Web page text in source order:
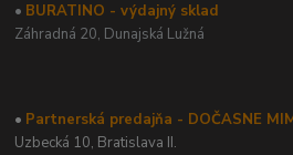
• BURATINO - výdajný sklad
Záhradná 20, Dunajská Lužná
• Partnerská predajňa - DOČASNE
Uzbecká 10, Bratislava II.